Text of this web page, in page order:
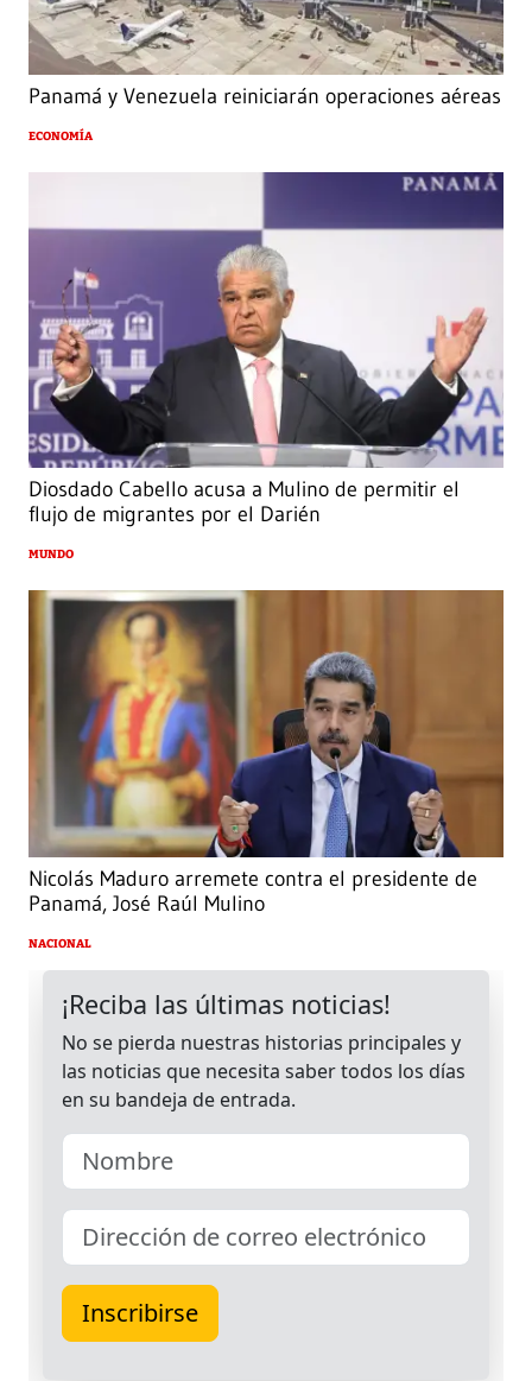
Panamá y Venezuela reiniciarán operaciones aéreas
ECONOMÍA
Diosdado Cabello acusa a Mulino de permitir el
flujo de migrantes por el Darién
MUNDO
Nicolás Maduro arremete contra el presidente de
Panamá, José Raúl Mulino
NACIONAL